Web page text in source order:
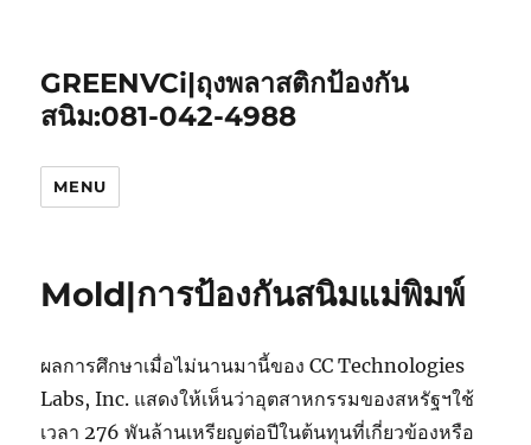
GREENVCi|ถุงพลาสติกป้องกัน
สนิม:081-042-4988
MENU
Mold|การป้องกันสนิมแม่พิมพ์
ผลการศึกษาเมื่อไม่นานมานี้ของ CC Technologies
Labs, Inc. แสดงให้เห็นว่าอุตสาหกรรมของสหรัฐฯใช้
เวลา 276 พันล้านเหรียญต่อปีในต้นทุนที่เกี่ยวข้องหรือ